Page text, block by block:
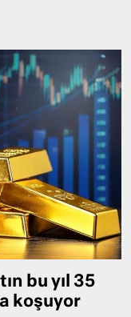
bu yıl 35
koşuyor